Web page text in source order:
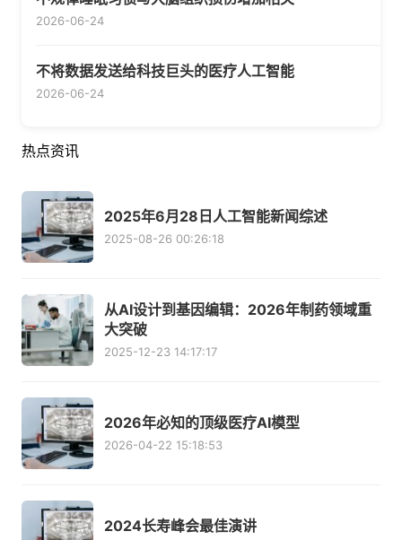
2026-06-24
不将数据发送给科技巨头的医疗人工智能
2026-06-24
热点资讯
2025年6月28日人工智能新闻综述
2025-08-26 00:26:18
从AI设计到基因编辑：2026年制药领域重
大突破
2025-12-23 14:17:17
2026年必知的顶级医疗AI模型
2026-04-22 15:18:53
2024长寿峰会最佳演讲